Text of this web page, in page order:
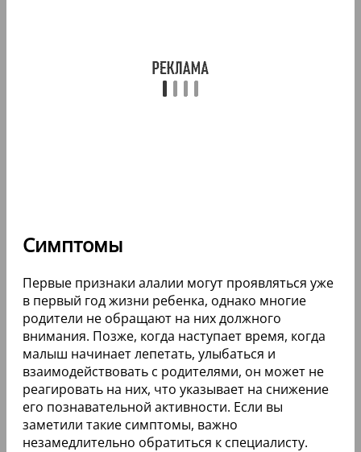
Симптомы
Первые признаки алалии могут проявляться уже
в первый год жизни ребенка, однако многие
родители не обращают на них должного
внимания. Позже, когда наступает время, когда
малыш начинает лепетать, улыбаться и
взаимодействовать с родителями, он может не
реагировать на них, что указывает на снижение
его познавательной активности. Если вы
заметили такие симптомы, важно
незамедлительно обратиться к специалисту.